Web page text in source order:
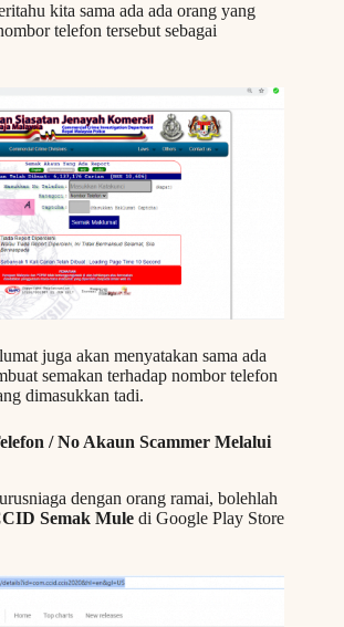
kita sama ada ada orang yang
telefon tersebut sebagai
juga akan menyatakan sama ada
semakan terhadap nombor telefon
dimasukkan tadi.
/ No Akaun Scammer Melalui
dengan orang ramai, bolehlah
Semak Mule di Google Play Store